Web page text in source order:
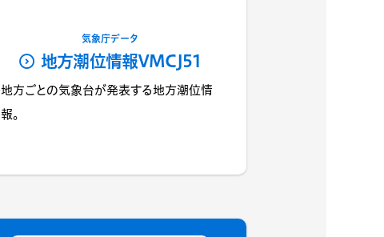
気象庁データ
地方潮位情報VMCJ51
地方ごとの気象台が発表する地方潮位情
報。